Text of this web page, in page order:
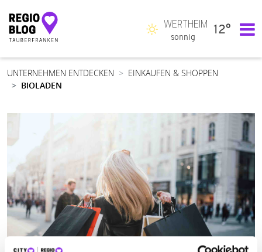
Hauptnavigation
WERTHEIM
sonnig
12°
UNTERNEHMEN ENTDECKEN
EINKAUFEN & SHOPPEN
BIOLADEN